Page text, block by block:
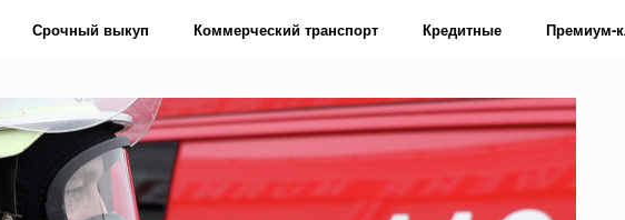
Срочный выкуп Коммерческий транспорт Кредитные Премиум-